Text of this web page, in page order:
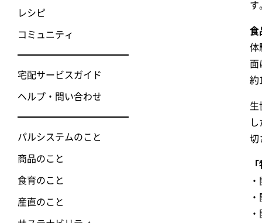
レシピ
コミュニティ
宅配サービスガイド
ヘルプ・問い合わせ
パルシステムのこと
商品のこと
食育のこと
産直のこと
す
食
体
面
約
生
切